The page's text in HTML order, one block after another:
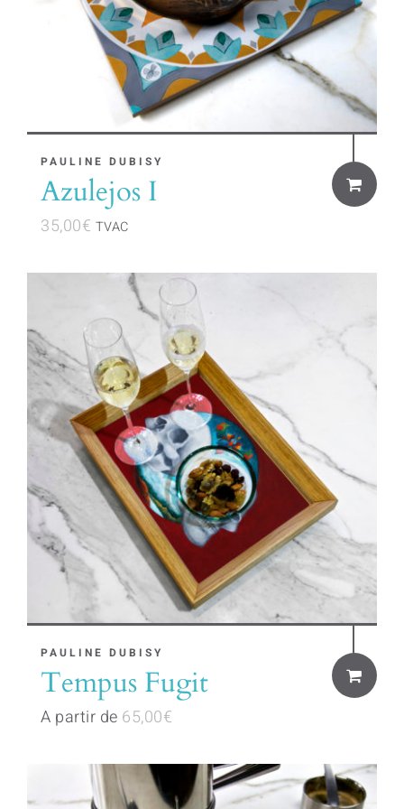
PAULINE DUBISY
Azulejos I
35,00€ TVAC
PAULINE DUBISY
Tempus Fugit
A partir de 65,00€
This
product
has
variants.
The